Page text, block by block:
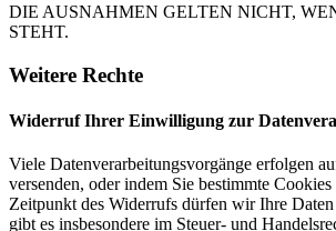
DIE AUSNAHMEN GELTEN NICHT,
STEHT.
Weitere Rechte
Widerruf Ihrer Einwilligung zur
Viele Datenverarbeitungsvorgänge erfolgen
versenden, oder indem Sie bestimmte
Zeitpunkt des Widerrufs dürfen wir Ihre
gibt es insbesondere im Steuer- und